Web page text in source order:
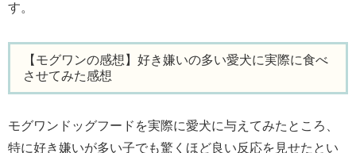
す。
【モグワンの感想】好き嫌いの多い愛犬に実際に食べ
させてみた感想
モグワンドッグフードを実際に愛犬に与えてみたところ、
特に好き嫌いが多い子でも驚くほど良い反応を見せたとい